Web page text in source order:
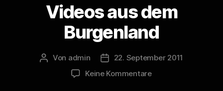
Videos aus dem
Burgenland
Beitragsautor
Von admin Veröffentlichungsdatum
22. September 2011
Keine Kommentarezu